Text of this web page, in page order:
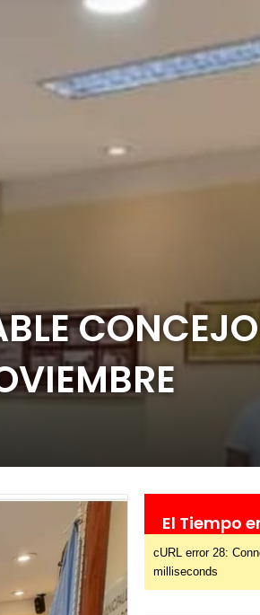
CONCEJO
El Tiempo
cURL error 28:
milliseconds